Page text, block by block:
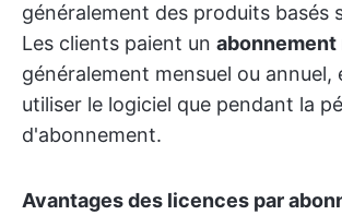
généralement des produits basés
Les clients paient un
généralement mensuel ou annuel,
utiliser le logiciel que pendant la
d'abonnement.
Avantages des licences par